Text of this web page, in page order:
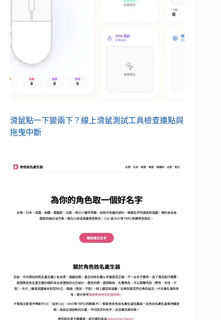
滑鼠點一下變兩下？線上滑鼠測試工具檢查連點與
拖曳中斷